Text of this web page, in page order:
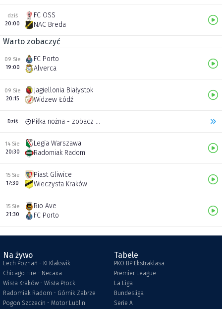
dziś
20:00
FC OSS
NAC Breda
Warto zobaczyć
09 Sie
19:00
FC Porto
Alverca
09 Sie
20:15
Jagiellonia Białystok
Widzew Łódź
Dziś Piłka nożna - zobacz inne transmisje
14 Sie
20:30
Legia Warszawa
Radomiak Radom
15 Sie
17:30
Piast Gliwice
Wieczysta Kraków
15 Sie
21:30
Rio Ave
FC Porto
Na żywo
Lech Poznań - KI Klaksvik
Chicago Fire - Necaxa
Wisła Kraków - Wisła Płock
Radomiak Radom - Górnik Zabrze
Pogoń Szczecin - Motor Lublin
Tabele
PKO BP Ekstraklasa
Premier League
La Liga
Bundesliga
Serie A